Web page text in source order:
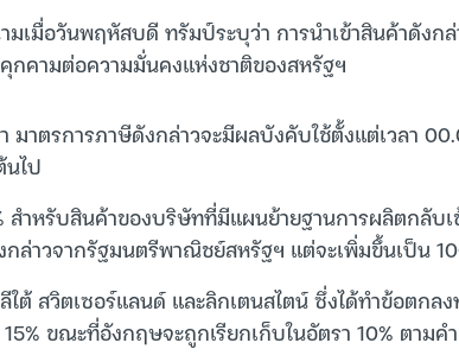
มเมื่อวันพฤหัสบดี ทรัมป์ระบุว่า การนำเข้าสินค้าดังก
คามต่อความมั่นคงแห่งชาติของสหรัฐฯ
มาตรการภาษีดังกล่าวจะมีผลบังคับใช้ตั้งแต่เวลา
ไป
สำหรับสินค้าของบริษัทที่มีแผนย้ายฐานการผลิตกลับ
ล่าวจากรัฐมนตรีพาณิชย์สหรัฐฯ แต่จะเพิ่มขึ้นเป็น
ต้ สวิตเซอร์แลนด์ และลิกเตนสไตน์ ซึ่งได้ทำข้อตกล
ขณะที่อังกฤษจะถูกเรียกเก็บในอัตรา 10% ตามค